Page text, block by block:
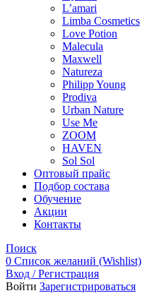
L’amari
Limba Cosmetics
Love Potion
Malecula
Maxwell
Natureza
Philipp Young
Prodiva
Urban Nature
Use Me
ZOOM
HAVEN
Sol Sol
Оптовый прайс
Подбор состава
Обучение
Акции
Контакты
Поиск
0 Список желаний (Wishlist)
Вход / Регистрация
Войти Зарегистрироваться